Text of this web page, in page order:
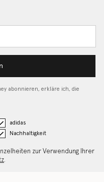
abonnieren, erkläre ich, die
adidas
Nachhaltigkeit
zur Verwendung Ihrer
.